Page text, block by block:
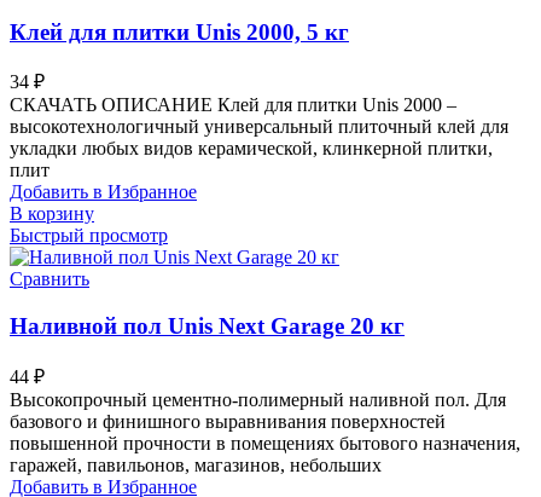
Клей для плитки Unis 2000, 5 кг
34 ₽
СКАЧАТЬ ОПИСАНИЕ Клей для плитки Unis 2000 –
высокотехнологичный универсальный плиточный клей для
укладки любых видов керамической, клинкерной плитки,
плит
Добавить в Избранное
В корзину
Быстрый просмотр
Сравнить
Наливной пол Unis Next Garage 20 кг
44 ₽
Высокопрочный цементно-полимерный наливной пол. Для
базового и финишного выравнивания поверхностей
повышенной прочности в помещениях бытового назначения,
гаражей, павильонов, магазинов, небольших
Добавить в Избранное